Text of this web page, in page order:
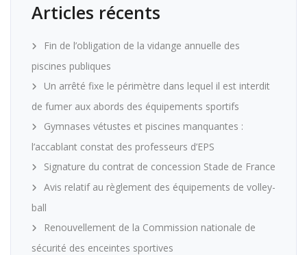
Articles récents
Fin de l’obligation de la vidange annuelle des
piscines publiques
Un arrêté fixe le périmètre dans lequel il est interdit
de fumer aux abords des équipements sportifs
Gymnases vétustes et piscines manquantes :
l’accablant constat des professeurs d’EPS
Signature du contrat de concession Stade de France
Avis relatif au règlement des équipements de volley-
ball
Renouvellement de la Commission nationale de
sécurité des enceintes sportives